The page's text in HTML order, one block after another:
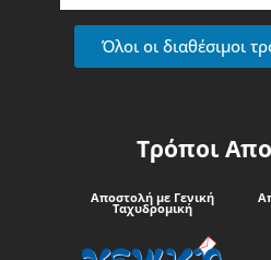
Όλοι οι διαθέσιμοι
Τρόποι
Αποστολή με Γενική
Ταχυδρομική